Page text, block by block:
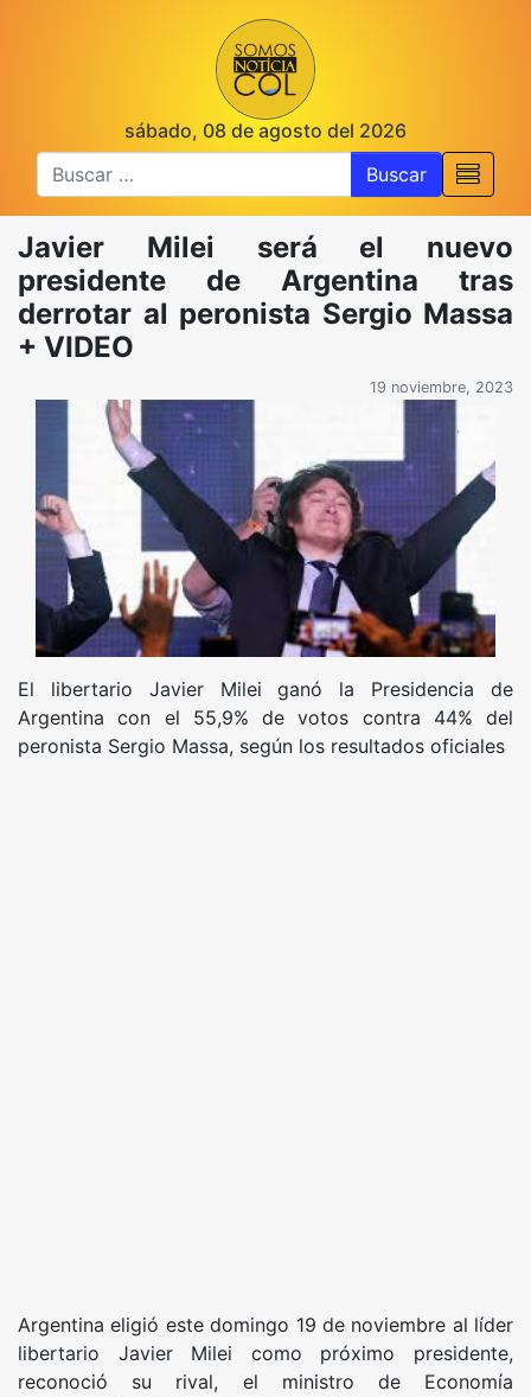
sábado, 08 de agosto del 2026
Buscar
Javier Milei será el nuevo
presidente de Argentina tras
derrotar al peronista Sergio Massa
+ VIDEO
19 noviembre, 2023
El libertario Javier Milei ganó la Presidencia de
Argentina con el 55,9% de votos contra 44% del
peronista Sergio Massa, según los resultados oficiales
Argentina eligió este domingo 19 de noviembre al líder
libertario Javier Milei como próximo presidente,
reconoció su rival, el ministro de Economía